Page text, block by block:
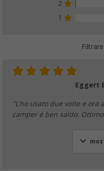
2
1
Filtrare
Eggert
"L'ho usato due volte e
camper è ben saldo.